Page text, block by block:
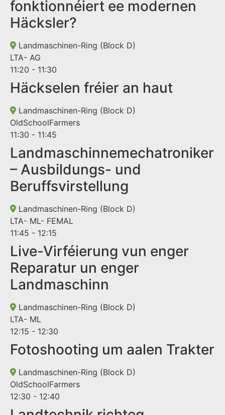
fonktionnéiert ee modernen
Häcksler?
Landmaschinen-Ring (Block D)
LTA- AG
11:20 - 11:30
Häckselen fréier an haut
Landmaschinen-Ring (Block D)
OldSchoolFarmers
11:30 - 11:45
Landmaschinnemechatroniker
– Ausbildungs- und
Beruffsvirstellung
Landmaschinen-Ring (Block D)
LTA- ML- FEMAL
11:45 - 12:15
Live-Virféierung vun enger
Reparatur un enger
Landmaschinn
Landmaschinen-Ring (Block D)
LTA- ML
12:15 - 12:30
Fotoshooting um aalen Trakter
Landmaschinen-Ring (Block D)
OldSchoolFarmers
12:30 - 12:40